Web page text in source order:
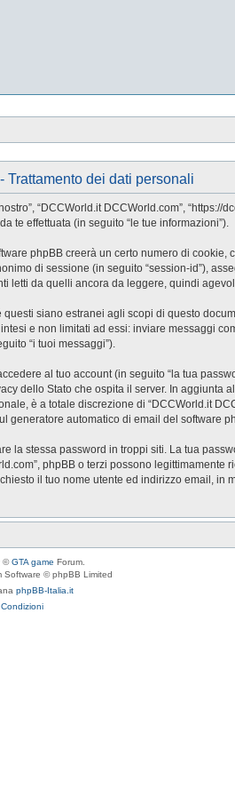
Trattamento dei dati personali
“DCCWorld.it DCCWorld.com”, “https://
te effettuata (in seguito “le tue informazioni”).
phpBB creerà un certo numero di
di sessione (in seguito “session-id”),
letti da quelli ancora da leggere, quindi
siano estranei agli scopi di questo
e non limitati ad essi: inviare messaggi
“i tuoi messaggi”).
al tuo account (in seguito “la tua
dello Stato che ospita il server. In
è a totale discrezione di “DCCWorld.it
generatore automatico di email del software
stessa password in troppi siti. La tua
phpBB o terzi possono
il tuo nome utente ed indirizzo email,
©GTA game Forum.
Software © phpBB Limited
phpBB-Italia.it
Condizioni